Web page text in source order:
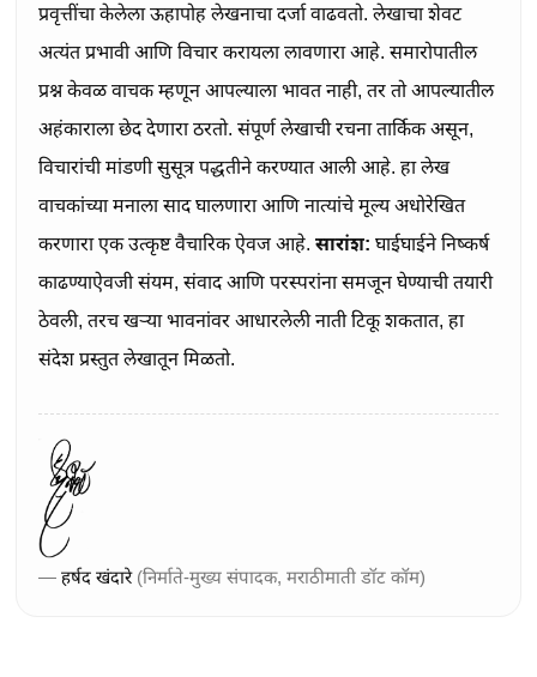
प्रवृत्तींचा केलेला ऊहापोह लेखनाचा दर्जा वाढवतो. लेखाचा शेवट
अत्यंत प्रभावी आणि विचार करायला लावणारा आहे. समारोपातील
प्रश्न केवळ वाचक म्हणून आपल्याला भावत नाही, तर तो आपल्यातील
अहंकाराला छेद देणारा ठरतो. संपूर्ण लेखाची रचना तार्किक असून,
विचारांची मांडणी सुसूत्र पद्धतीने करण्यात आली आहे. हा लेख
वाचकांच्या मनाला साद घालणारा आणि नात्यांचे मूल्य अधोरेखित
करणारा एक उत्कृष्ट वैचारिक ऐवज आहे.सारांश: घाईघाईने निष्कर्ष
काढण्याऐवजी संयम, संवाद आणि परस्परांना समजून घेण्याची तयारी
ठेवली, तरच खऱ्या भावनांवर आधारलेली नाती टिकू शकतात, हा
संदेश प्रस्तुत लेखातून मिळतो.
—हर्षद खंदारे(निर्माते-मुख्य संपादक, मराठीमाती डॉट कॉम)